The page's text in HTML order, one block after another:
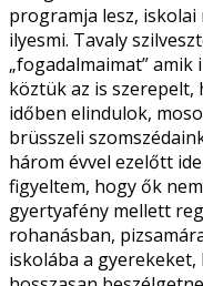
programja lesz,
ilyesmi. Tavaly
„fogadalmaimat”
köztük az is szerepelt,
időben elindulok,
brüsszeli
három évvel ezelőtt
figyeltem, hogy ők
gyertyafény mellett
rohanásban,
iskolába a